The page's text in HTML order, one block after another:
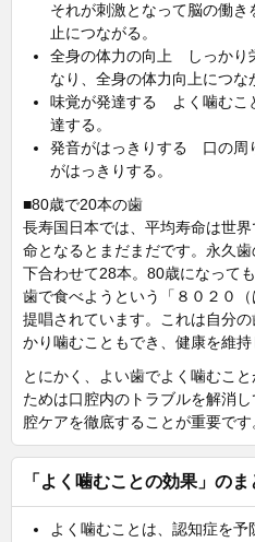
それが刺激となって脳の働
止につながる。
全身の体力の向上 しっかり
なり、全身の体力向上につな
味覚が発達する よく噛むこ
達する。
発音がはっきりする 口の周
がはっきりする。
■80歳で20本の歯
長寿国日本では、平均寿命は世
命となるとまだまだです。永久
下合わせて28本。80歳になって
歯で食べようという「８０２０
提唱されています。これは自分
かり噛むこともでき、健康を維持
とにかく、よい歯でよく噛むこ
ためは口腔内のトラブルを解消
腔ケアを徹底することが重要です
「よく噛むことの効果」のま
よく噛むことは、認知症を予